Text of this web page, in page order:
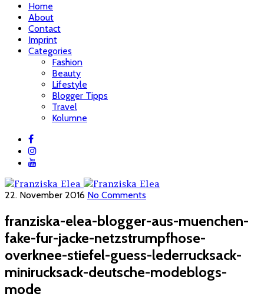
Home
About
Contact
Imprint
Categories
Fashion
Beauty
Lifestyle
Blogger Tipps
Travel
Kolumne
22. November 2016 No Comments
franziska-elea-blogger-aus-muenchen-
fake-fur-jacke-netzstrumpfhose-
overknee-stiefel-guess-lederrucksack-
minirucksack-deutsche-modeblogs-
mode